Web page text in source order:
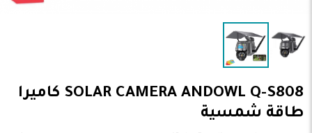
SOLAR CAMERA ANDOWL Q-S808 كاميرا
طاقة شمسية